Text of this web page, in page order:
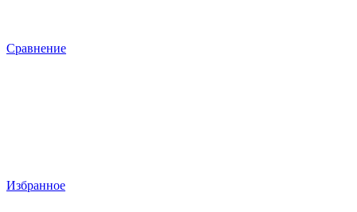
Сравнение
Избранное